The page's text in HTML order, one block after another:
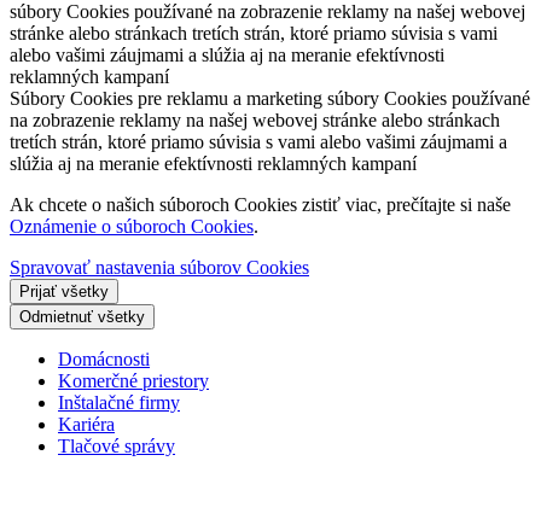
súbory Cookies používané na zobrazenie reklamy na našej webovej
stránke alebo stránkach tretích strán, ktoré priamo súvisia s vami
alebo vašimi záujmami a slúžia aj na meranie efektívnosti
reklamných kampaní
Súbory Cookies pre reklamu a marketing súbory Cookies používané
na zobrazenie reklamy na našej webovej stránke alebo stránkach
tretích strán, ktoré priamo súvisia s vami alebo vašimi záujmami a
slúžia aj na meranie efektívnosti reklamných kampaní
Ak chcete o našich súboroch Cookies zistiť viac, prečítajte si naše
Oznámenie o súboroch Cookies.
Spravovať nastavenia súborov Cookies
Prijať všetky
Odmietnuť všetky
Domácnosti
Komerčné priestory
Inštalačné firmy
Kariéra
Tlačové správy